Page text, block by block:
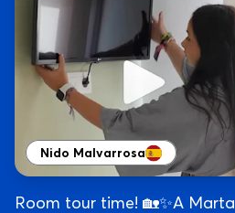
Nido Malvarrosa
Room tour time! 🏡✨A Marta